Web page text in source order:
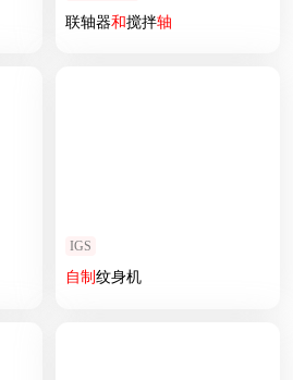
联轴器和搅拌轴
IGS
自制纹身机